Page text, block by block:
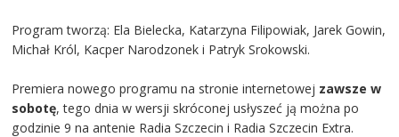
Program tworzą: Ela Bielecka, Katarzyna Filipowiak, Jarek Gowin,
Michał Król, Kacper Narodzonek i Patryk Srokowski.
Premiera nowego programu na stronie internetowej zawsze w
sobotę, tego dnia w wersji skróconej usłyszeć ją można po
godzinie 9 na antenie Radia Szczecin i Radia Szczecin Extra.